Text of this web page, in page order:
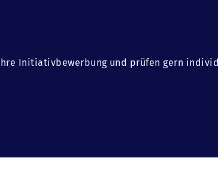
Initiativbewerbung und prüfen gern